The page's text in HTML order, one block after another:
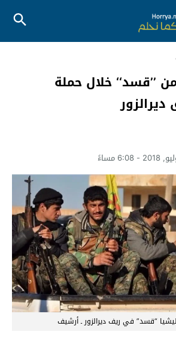
’’قسد‘‘ خلال حملة
“قسد” في ريف ديرالزور ـ أرشيف